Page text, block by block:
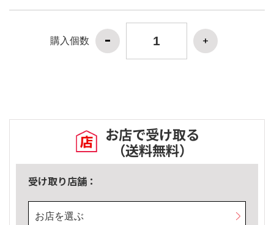
購入個数
お店で受け取る
（送料無料）
受け取り店舗：
お店を選ぶ